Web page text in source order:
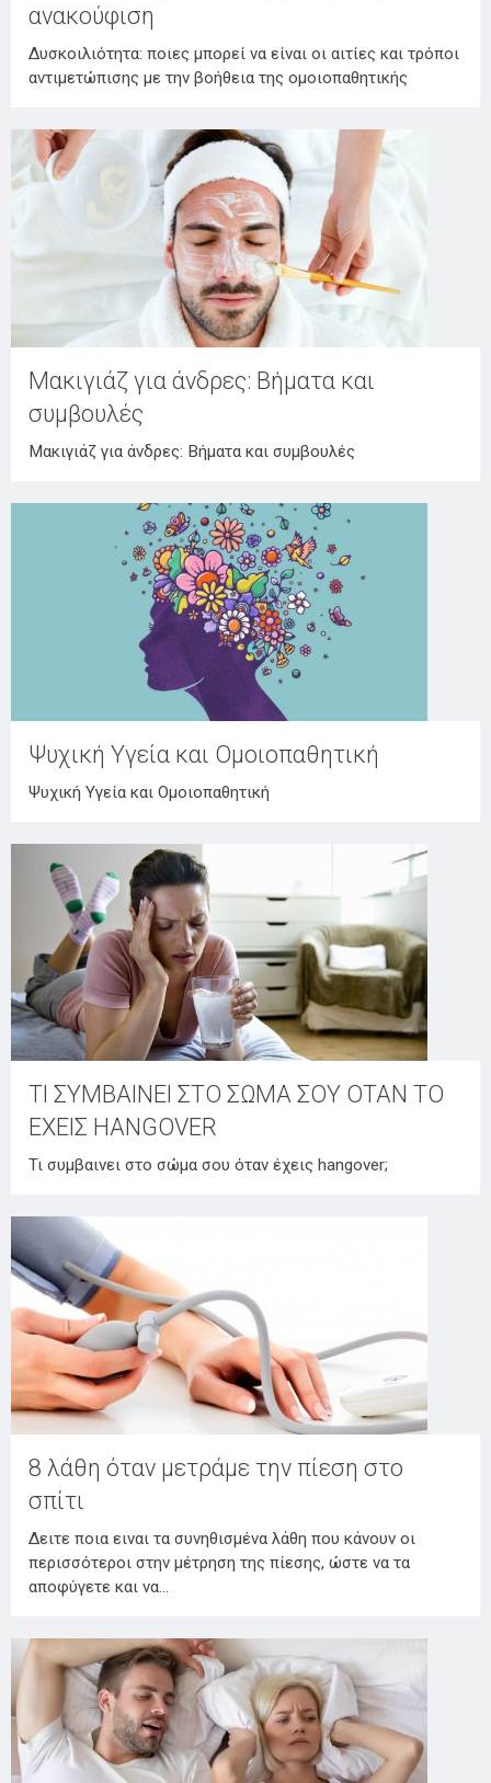
ανακούφιση
Δυσκοιλιότητα: ποιες μπορεί να είναι οι αιτίες και τρόποι
αντιμετώπισης με την βοήθεια της ομοιοπαθητικής
Μακιγιάζ για άνδρες: Βήματα και
συμβουλές
Μακιγιάζ για άνδρες: Βήματα και συμβουλές
Ψυχική Υγεία και Ομοιοπαθητική
Ψυχική Υγεία και Ομοιοπαθητική
ΤΙ ΣΥΜΒΑΙΝΕΙ ΣΤΟ ΣΩΜΑ ΣΟΥ ΟΤΑΝ ΤΟ
ΕΧΕΙΣ HANGOVER
Τι συμβαινει στο σώμα σου όταν έχεις hangover;
8 λάθη όταν μετράμε την πίεση στο
σπίτι
Δειτε ποια ειναι τα συνηθισμένα λάθη που κάνουν οι
περισσότεροι στην μέτρηση της πίεσης, ώστε να τα
αποφύγετε και να…